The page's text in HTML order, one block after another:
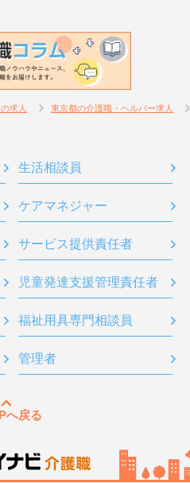
求人 東京都の介護職・ヘルパー求人
生活相談員
ケアマネジャー
サービス提供責任者
児童発達支援管理責任者
福祉用具専門相談員
管理者
へ戻る